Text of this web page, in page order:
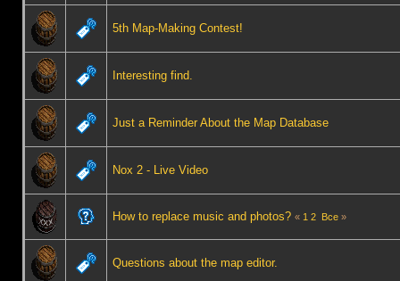
5th Map-Making Contest!
Interesting find.
Just a Reminder About the Map Database
Nox 2 - Live Video
How to replace music and photos? « 1 2 Все»
Questions about the map editor.